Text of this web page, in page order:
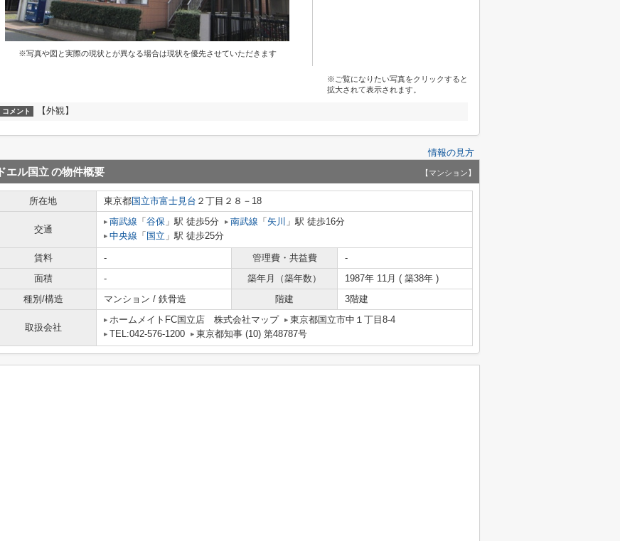
※写真や図と実際の現状とが異なる場合は現状を優先させていただきます
※ご覧になりたい写真をクリックすると
拡大されて表示されます。
コメント 【外観】
情報の見方
ドエル国立 の物件概要 【マンション】
所在地 東京都国立市富士見台 ２丁目２８－18
交通
南武線 「 谷保 」駅 徒歩5分 南武線 「 矢川 」駅 徒歩16分
中央線 「 国立 」駅 徒歩25分
賃料 - 管理費・共益費
-
面積
- 築年月（築年数）
1987年 11月 ( 築38年 )
種別/構造
マンション / 鉄骨造 階建 3階建
取扱会社
ホームメイトFC国立店 株式会社マップ
東京都国立市中１丁目8-4
TEL:042-576-1200
東京都知事 (10) 第48787号